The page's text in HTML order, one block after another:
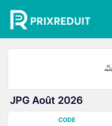
JPG Août 2026
CODE